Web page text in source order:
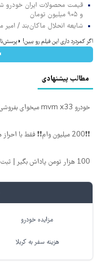
و ۹۰۵ میلیون تومان
شایعه انحلال ماکان‌بند /
اگر کمردرد داری این فیلم رو ببین!
مطالب پیشنهادی
خودرو mvm x33 میخوای بفروشی؟ اینجا به سرعت فروش میره
❗❗200 میلیون وام❗❗ فقط با احراز هویت
100 هزار تومن پاداش بگیر | ثبت نام کن
مزایده خودرو
هزینه سفر به کربلا